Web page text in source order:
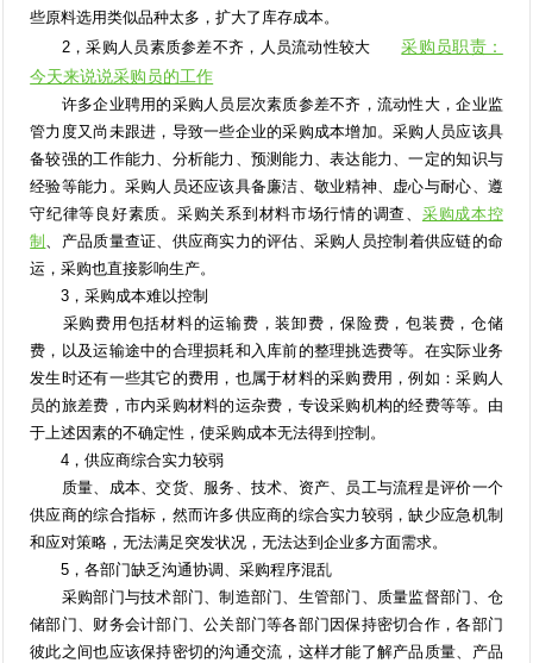
些原料选用类似品种太多，扩大了库存成本。
2，采购人员素质参差不齐，人员流动性较大采购员职责：
今天来说说采购员的工作
许多企业聘用的采购人员层次素质参差不齐，流动性大，企业监
管力度又尚未跟进，导致一些企业的采购成本增加。采购人员应该具
备较强的工作能力、分析能力、预测能力、表达能力、一定的知识与
经验等能力。采购人员还应该具备廉洁、敬业精神、虚心与耐心、遵
守纪律等良好素质。采购关系到材料市场行情的调查、 采购成本控
制
、产品质量查证、供应商实力的评估、采购人员控制着供应链的命
运，采购也直接影响生产。
3，采购成本难以控制
采购费用包括材料的运输费，装卸费，保险费，包装费，仓储
费，以及运输途中的合理损耗和入库前的整理挑选费等。在实际业务
发生时还有一些其它的费用，也属于材料的采购费用，例如：采购人
员的旅差费，市内采购材料的运杂费，专设采购机构的经费等等。由
于上述因素的不确定性，使采购成本无法得到控制。
4，供应商综合实力较弱
质量、成本、交货、服务、技术、资产、员工与流程是评价一个
供应商的综合指标，然而许多供应商的综合实力较弱，缺少应急机制
和应对策略，无法满足突发状况，无法达到企业多方面需求。
5，各部门缺乏沟通协调、采购程序混乱
采购部门与技术部门、制造部门、生管部门、质量监督部门、仓
储部门、财务会计部门、公关部门等各部门因保持密切合作，各部门
彼此之间也应该保持密切的沟通交流，这样才能了解产品质量、产品